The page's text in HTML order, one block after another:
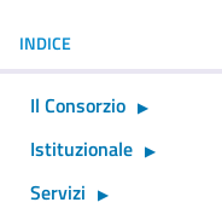
INDICE
Il Consorzio
Istituzionale
Servizi